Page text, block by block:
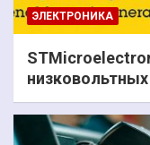
ЭЛЕКТРОНИКА